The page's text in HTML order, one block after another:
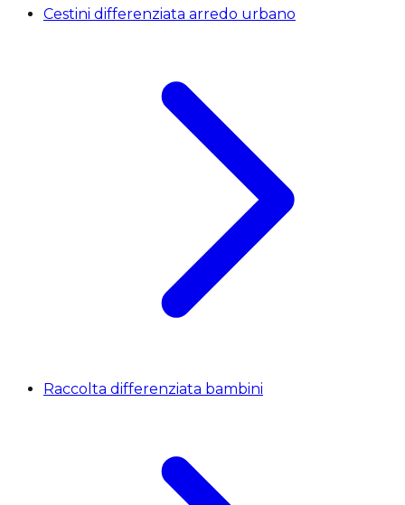
Cestini differenziata arredo urbano
Raccolta differenziata bambini